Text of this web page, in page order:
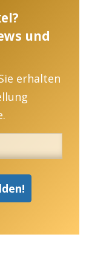
und
erhalten